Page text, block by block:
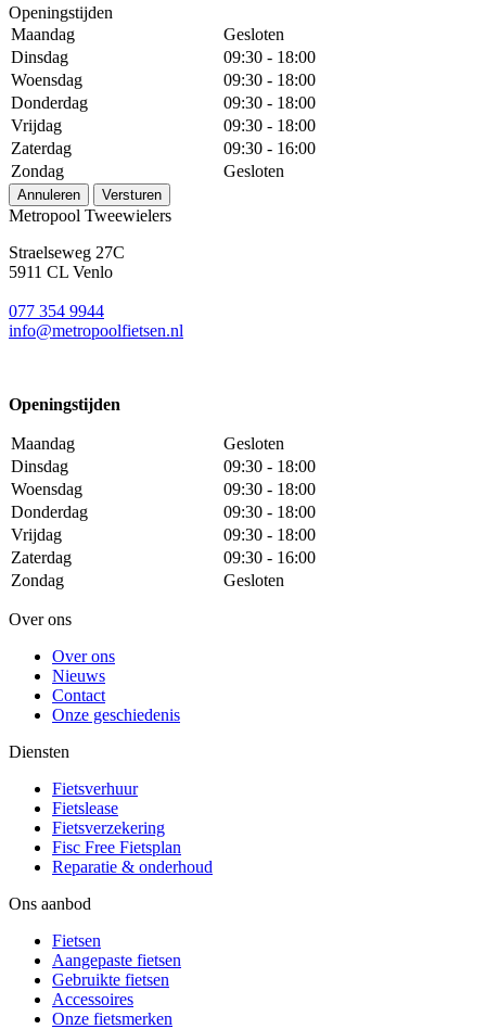
Openingstijden
Maandag
Gesloten
Dinsdag
09:30 - 18:00
Woensdag
09:30 - 18:00
Donderdag
09:30 - 18:00
Vrijdag
09:30 - 18:00
Zaterdag
09:30 - 16:00
Zondag
Gesloten
Annuleren Versturen
Metropool Tweewielers
Straelseweg 27C
5911 CL Venlo
077 354 9944
info@metropoolfietsen.nl
Openingstijden
Maandag
Gesloten
Dinsdag
09:30 - 18:00
Woensdag
09:30 - 18:00
Donderdag
09:30 - 18:00
Vrijdag
09:30 - 18:00
Zaterdag
09:30 - 16:00
Zondag
Gesloten
Over ons
Over ons
Nieuws
Contact
Onze geschiedenis
Diensten
Fietsverhuur
Fietslease
Fietsverzekering
Fisc Free Fietsplan
Reparatie & onderhoud
Ons aanbod
Fietsen
Aangepaste fietsen
Gebruikte fietsen
Accessoires
Onze fietsmerken